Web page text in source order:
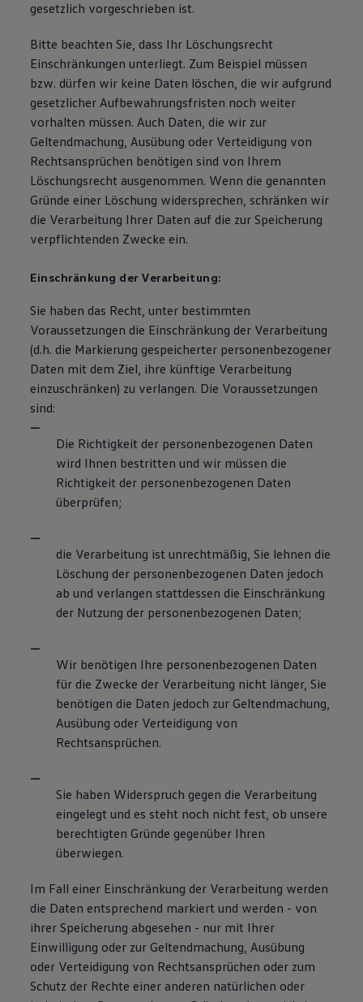
gesetzlich vorgeschrieben ist.
Bitte beachten Sie, dass Ihr Löschungsrecht
Einschränkungen unterliegt. Zum Beispiel müssen
bzw. dürfen wir keine Daten löschen, die wir aufgrund
gesetzlicher Aufbewahrungsfristen noch weiter
vorhalten müssen. Auch Daten, die wir zur
Geltendmachung, Ausübung oder Verteidigung von
Rechtsansprüchen benötigen sind von Ihrem
Löschungsrecht ausgenommen. Wenn die genannten
Gründe einer Löschung widersprechen, schränken wir
die Verarbeitung Ihrer Daten auf die zur Speicherung
verpflichtenden Zwecke ein.
Einschränkung der Verarbeitung:
Sie haben das Recht, unter bestimmten
Voraussetzungen die Einschränkung der Verarbeitung
(d.h. die Markierung gespeicherter personenbezogener
Daten mit dem Ziel, ihre künftige Verarbeitung
einzuschränken) zu verlangen. Die Voraussetzungen
sind:
Die Richtigkeit der personenbezogenen Daten
wird Ihnen bestritten und wir müssen die
Richtigkeit der personenbezogenen Daten
überprüfen;
die Verarbeitung ist unrechtmäßig, Sie lehnen die
Löschung der personenbezogenen Daten jedoch
ab und verlangen stattdessen die Einschränkung
der Nutzung der personenbezogenen Daten;
Wir benötigen Ihre personenbezogenen Daten
für die Zwecke der Verarbeitung nicht länger, Sie
benötigen die Daten jedoch zur Geltendmachung,
Ausübung oder Verteidigung von
Rechtsansprüchen.
Sie haben Widerspruch gegen die Verarbeitung
eingelegt und es steht noch nicht fest, ob unsere
berechtigten Gründe gegenüber Ihren
überwiegen.
Im Fall einer Einschränkung der Verarbeitung werden
die Daten entsprechend markiert und werden - von
ihrer Speicherung abgesehen - nur mit Ihrer
Einwilligung oder zur Geltendmachung, Ausübung
oder Verteidigung von Rechtsansprüchen oder zum
Schutz der Rechte einer anderen natürlichen oder